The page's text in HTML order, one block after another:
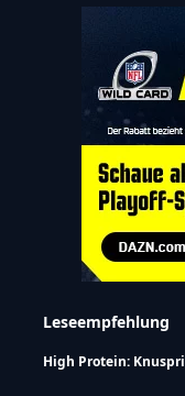
Leseempfehlung
High Protein: